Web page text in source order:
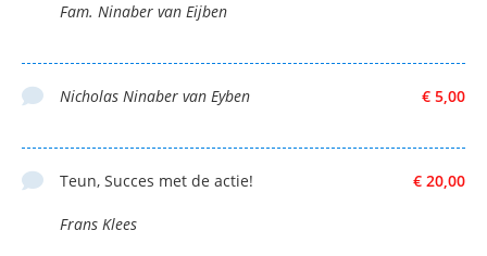
Fam. Ninaber van Eijben
€ 5,00
Nicholas Ninaber van Eyben
€ 20,00
Teun, Succes met de actie!
Frans Klees